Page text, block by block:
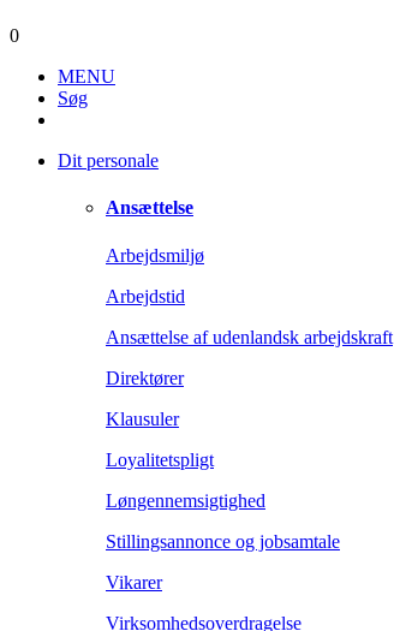
0
MENU
Søg
Dit personale
Ansættelse
Arbejdsmiljø
Arbejdstid
Ansættelse af udenlandsk arbejdskraft
Direktører
Klausuler
Loyalitetspligt
Løngennemsigtighed
Stillingsannonce og jobsamtale
Vikarer
Virksomhedsoverdragelse